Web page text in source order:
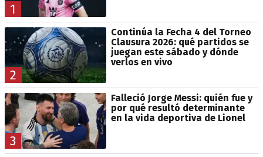
1
2
Continúa la Fecha 4 del Torneo
Clausura 2026: qué partidos se
juegan este sábado y dónde
verlos en vivo
3
Falleció Jorge Messi: quién fue y
por qué resultó determinante
en la vida deportiva de Lionel